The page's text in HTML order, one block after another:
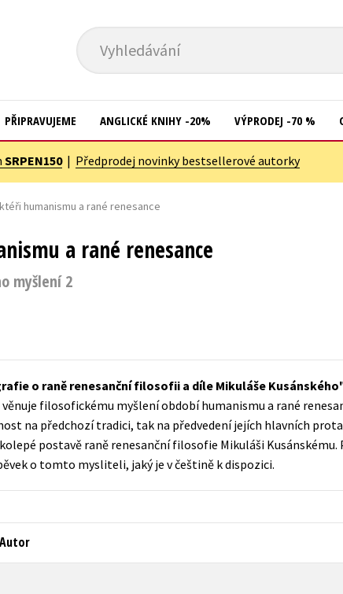
Vyhledávání
svět
rozvoj
Kuchařky
Populárně - naučná pro dospělé
Populárně - naučné pro děti
Předškoláci
Příroda a zahrada
Young
Zdraví
Všechny tituly
PŘIPRAVUJEME ANGLICKÉ KNIHY -20% VÝPRODEJ -70 %
SRPEN150| Předprodej novinky bestsellerové autorky
humanismu a rané renesance
a rané renesance
myšlení 2
o raně renesanční filosofii a díle Mikuláše Kusánského
věnuje filosofickému myšlení období humanismu a rané
na předchozí tradici, tak na předvedení jejích hlavních
postavě raně renesanční filosofie Mikuláši
o tomto mysliteli, jaký je v češtině k dispozici.
Autor